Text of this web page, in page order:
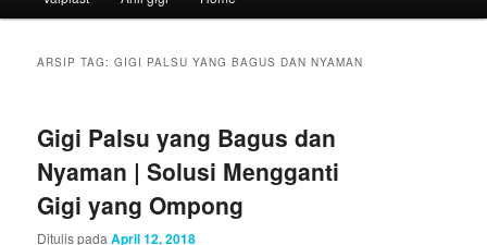
ARSIP TAG:GIGI PALSU YANG BAGUS DAN NYAMAN
Gigi Palsu yang Bagus dan
Nyaman | Solusi Mengganti
Gigi yang Ompong
Ditulis padaApril 12, 2018